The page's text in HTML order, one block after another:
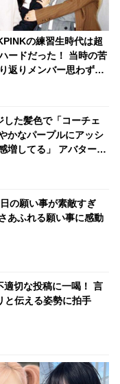
の練習生時代は超
ードだった！ 当時の苦
返りメンバー思わず涙
た髪色で「コーチェ
かなパープルにアッシ
増してる」 アバターと
の願い事が素敵すぎ
あふれる願い事に感動
適切な投稿に一喝！ 言
と伝える姿勢に拍手